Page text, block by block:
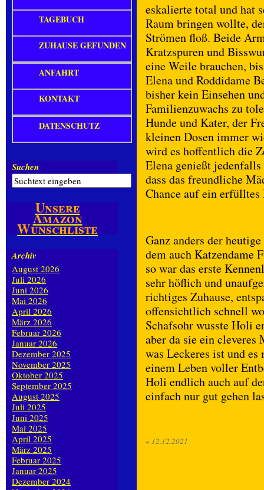
eskalierte total und hat
Raum bringen wollte,
Strömen floß. Beide
Kratzspuren und
eine Weile brauchen,
Elena und Roddidame
bisher kein Einsehen
Familienzuwachs zu
Hunde und Kater, der
kleinen Dosen immer
wird es hoffentlich die
Elena genießt
dass das freundliche
Chance auf ein erfülltes
Ganz anders der
dem auch Katzendame
so war das erste
sehr höflich und
richtiges Zuhause,
offensichtlich schnell
Schafsohr wusste Holi
aber da sie ein cleveres
was Leckeres ist und
einem Leben voller
Holi endlich auch auf
einfach nur gut gehen
« 12.12.2021
TAGEBUCH
ZUHAUSE GEFUNDEN
ANFAHRT
KONTAKT
DATENSCHUTZ
Suchen
Unsere
Amazon
Wunschliste
Archiv
August 2026
Juli 2026
Juni 2026
Mai 2026
April 2026
März 2026
Februar 2026
Januar 2026
Dezember 2025
November 2025
Oktober 2025
September 2025
August 2025
Juli 2025
Juni 2025
Mai 2025
April 2025
März 2025
Februar 2025
Januar 2025
Dezember 2024